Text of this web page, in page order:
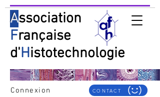
Association
Française
d'Histotechnologie
Connexion CONTACT